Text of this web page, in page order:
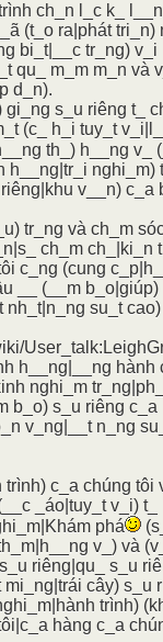
ch_n l_c k_
(t_o ra|phát tri_n)
bi_t|__c tr_ng) v_i
qu_ m_m m_n và
d_n).
s_u riêng t_
(c_ h_i tuy_t
th_) h__ng v_
h__ng|tr_i nghi_m)
v__n) c_a
tr_ng và ch_m
ch_m ch_|ki_n
c_ng (cung
__ (__m b_o|giúp)
nh_t|n_ng su_t
h__ng|__ng hành
nghi_m
b_o) s_u riêng c_a
v_ng|__t n_ng
c_a chúng tôi
_áo|tuy_t v_i) t_
phá
v_) và
riêng|qu_ s_u
cây) s_u
trình)
hàng c_a